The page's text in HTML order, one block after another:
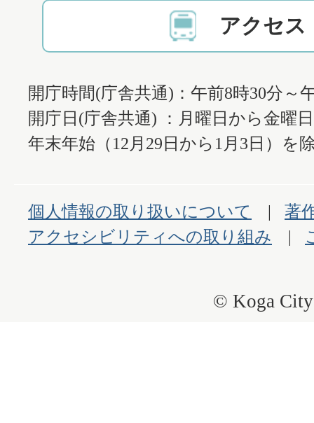
アクセス
開庁時間(庁舎共通)：午前8時30分～
開庁日(庁舎共通) ：月曜日から金曜
年末年始（12月29日から1月3日）を
個人情報の取り扱いについて
著
アクセシビリティへの取り組み
© Koga City